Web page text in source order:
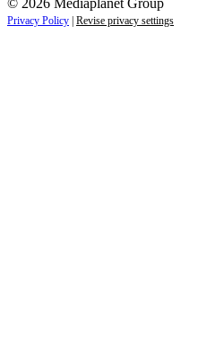
Privacy Policy | Revise privacy settings